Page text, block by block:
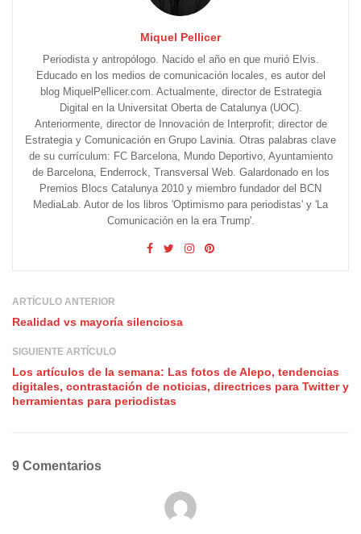
Miquel Pellicer
Periodista y antropólogo. Nacido el año en que murió Elvis.
Educado en los medios de comunicación locales, es autor del
blog MiquelPellicer.com. Actualmente, director de Estrategia
Digital en la Universitat Oberta de Catalunya (UOC).
Anteriormente, director de Innovación de Interprofit; director de
Estrategia y Comunicación en Grupo Lavinia. Otras palabras clave
de su currículum: FC Barcelona, Mundo Deportivo, Ayuntamiento
de Barcelona, Enderrock, Transversal Web. Galardonado en los
Premios Blocs Catalunya 2010 y miembro fundador del BCN
MediaLab. Autor de los libros 'Optimismo para periodistas' y 'La
Comunicación en la era Trump'.
ARTÍCULO ANTERIOR
Realidad vs mayoría silenciosa
SIGUIENTE ARTÍCULO
Los artículos de la semana: Las fotos de Alepo, tendencias
digitales, contrastación de noticias, directrices para Twitter y
herramientas para periodistas
9 Comentarios